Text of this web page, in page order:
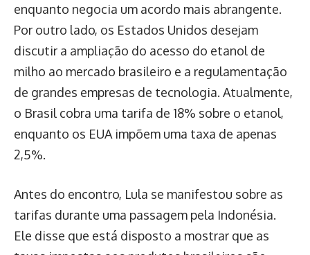
enquanto negocia um acordo mais abrangente.
Por outro lado, os Estados Unidos desejam
discutir a ampliação do acesso do etanol de
milho ao mercado brasileiro e a regulamentação
de grandes empresas de tecnologia. Atualmente,
o Brasil cobra uma tarifa de 18% sobre o etanol,
enquanto os EUA impõem uma taxa de apenas
2,5%.
Antes do encontro, Lula se manifestou sobre as
tarifas durante uma passagem pela Indonésia.
Ele disse que está disposto a mostrar que as